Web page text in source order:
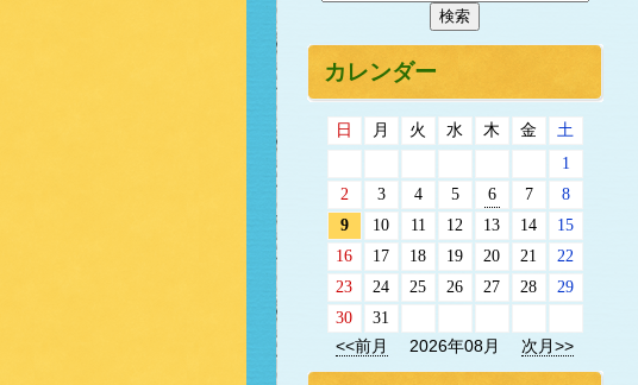
カレンダー
日 月 火 水 木 金
土
1
2
3 4 5 6 7
8
9
10 11 12 13 14
15
16
17 18 19 20 21
22
23
24 25 26 27 28
29
30
31
<<前月
2026年08月 次月>>